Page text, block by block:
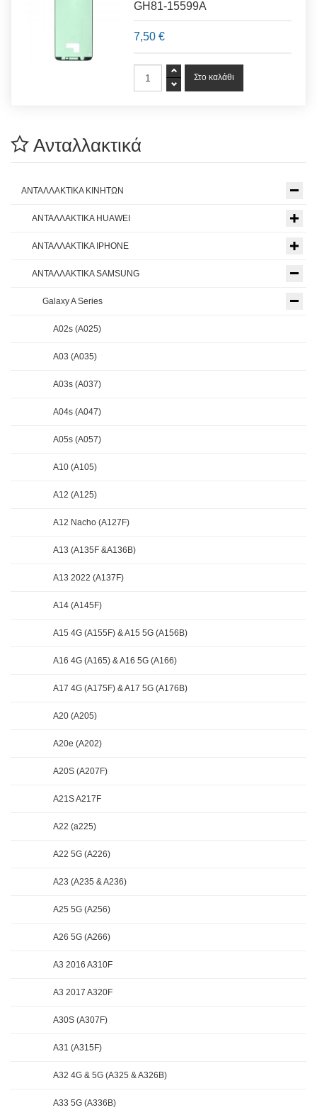
GH81-15599A
7,50 €
Ανταλλακτικά
ΑΝΤΑΛΛΑΚΤΙΚΑ ΚΙΝΗΤΩΝ
ΑΝΤΑΛΛΑΚΤΙΚΑ HUAWEI
ΑΝΤΑΛΛΑΚΤΙΚΑ IPHONE
ΑΝΤΑΛΛΑΚΤΙΚΑ SAMSUNG
Galaxy A Series
A02s (A025)
A03 (A035)
A03s (A037)
A04s (A047)
A05s (A057)
A10 (A105)
A12 (A125)
A12 Nacho (A127F)
A13 (A135F &A136B)
A13 2022 (A137F)
A14 (A145F)
A15 4G (A155F) & A15 5G (A156B)
A16 4G (A165) & A16 5G (A166)
A17 4G (A175F) & A17 5G (A176B)
A20 (A205)
A20e (A202)
A20S (A207F)
A21S A217F
A22 (a225)
A22 5G (A226)
A23 (A235 & A236)
A25 5G (A256)
A26 5G (A266)
A3 2016 A310F
A3 2017 A320F
A30S (A307F)
A31 (A315F)
A32 4G & 5G (A325 & A326B)
A33 5G (A336B)